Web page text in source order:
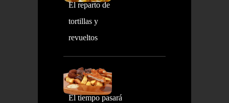
El reparto de
tortillas y
revueltos
El tiempo pasará